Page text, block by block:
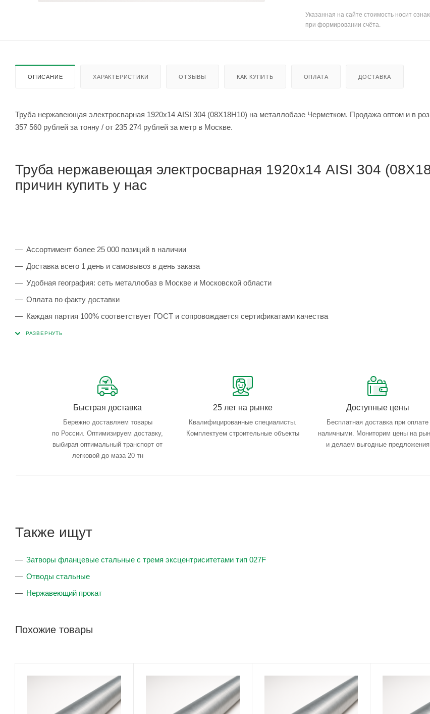
Указанная на сайте стоимость носит
при формировании счёта.
ОПИСАНИЕ ХАРАКТЕРИСТИКИ ОТЗЫВЫ КАК КУПИТЬ ОПЛАТА ДОСТАВКА
Труба нержавеющая электросварная 1920х14 AISI 304 (08Х18Н10) на металлобазе Черметком. Продажа оптом и в
357 560 рублей за тонну / от 235 274 рублей за метр в Москве.
Труба нержавеющая электросварная 1920х14 AISI 304
причин купить у нас
Ассортимент более 25 000 позиций в наличии
Доставка всего 1 день и самовывоз в день заказа
Удобная география: сеть металлобаз в Москве и Московской области
Оплата по факту доставки
Каждая партия 100% соответствует ГОСТ и сопровождается сертификатами качества
Сервисные услуги: резка, гибка, металлообработка
Быстрая доставка
Бережно доставляем товары
по России. Оптимизируем доставку,
выбирая оптимальный транспорт от
легковой до маза 20 тн
25 лет на рынке
Квалифицированные специалисты.
Комплектуем строительные объекты
Доступные цены
Бесплатная доставка при оплате
наличными. Мониторим цены на
и делаем выгодные предложения
Также ищут
Затворы фланцевые стальные с тремя эксцентриситетами тип 027F
Отводы стальные
Нержавеющий прокат
Похожие товары